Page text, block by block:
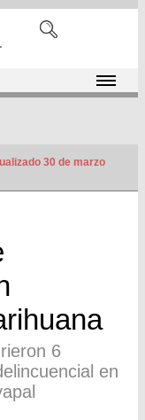
30 de marzo
6
en